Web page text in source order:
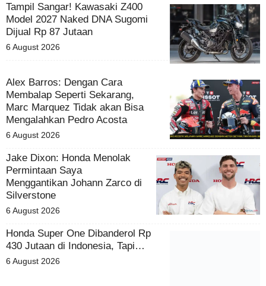
Tampil Sangar! Kawasaki Z400
Model 2027 Naked DNA Sugomi
Dijual Rp 87 Jutaan
6 August 2026
Alex Barros: Dengan Cara
Membalap Seperti Sekarang,
Marc Marquez Tidak akan Bisa
Mengalahkan Pedro Acosta
6 August 2026
Jake Dixon: Honda Menolak
Permintaan Saya
Menggantikan Johann Zarco di
Silverstone
6 August 2026
Honda Super One Dibanderol Rp
430 Jutaan di Indonesia, Tapi…
6 August 2026